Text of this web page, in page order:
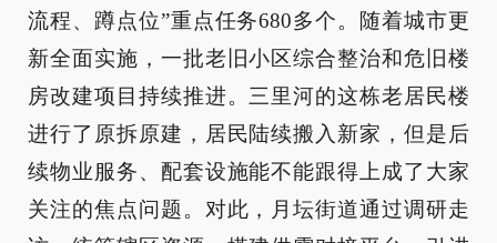
流程、蹲点位”重点任务680多个。随着城市更
新全面实施，一批老旧小区综合整治和危旧楼
房改建项目持续推进。三里河的这栋老居民楼
进行了原拆原建，居民陆续搬入新家，但是后
续物业服务、配套设施能不能跟得上成了大家
关注的焦点问题。对此，月坛街道通过调研走